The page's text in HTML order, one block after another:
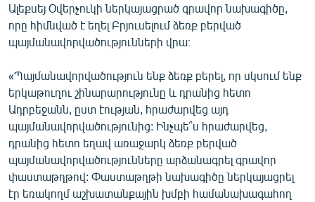
Ալեքսեյ Օվերչուկի ներկայացրած գրավոր նախագիծը,
որը հիմնված է եղել Բրյուսելում ձեռք բերված
պայմանավորվածությունների վրա։
«Պայմանավորվածություն ենք ձեռք բերել, որ սկսում ենք
երկաթուղու շինարարությունը և դրանից հետո
Ադրբեջանն, ըստ էության, հրաժարվեց այդ
պայմանավորվածությունից: Ինչպե՞ս հրաժարվեց,
դրանից հետո եղավ առաջարկ ձեռք բերված
պայմանավորվածությունները արձանագրել գրավոր
փաստաթղթով: Փաստաթղթի նախագիծը ներկայացրել
էր եռակողմ աշխատանքային խմբի համանախագահող